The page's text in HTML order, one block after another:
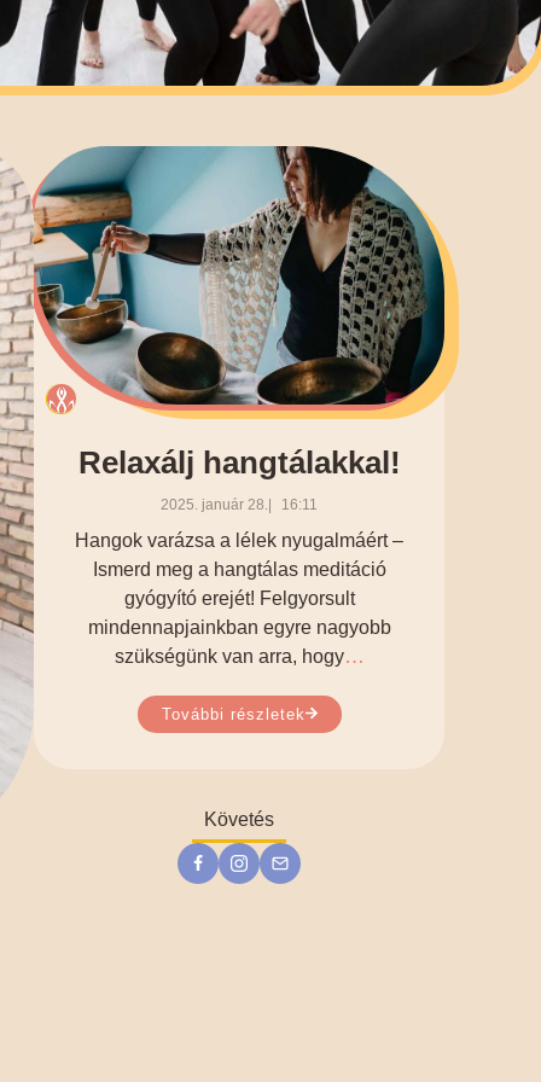
Relaxálj hangtálakkal!
2025. január 28. 16:11
Hangok varázsa a lélek nyugalmáért –
Ismerd meg a hangtálas meditáció
gyógyító erejét! Felgyorsult
mindennapjainkban egyre nagyobb
szükségünk van arra, hogy…
További részletek
Követés